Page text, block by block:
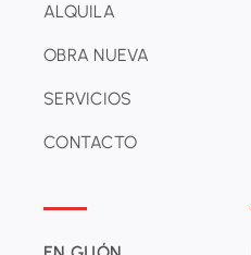
ALQUILA
OBRA NUEVA
SERVICIOS
CONTACTO